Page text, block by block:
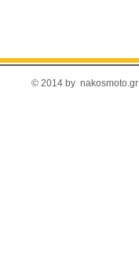
© 2014 by nakosmoto.gr